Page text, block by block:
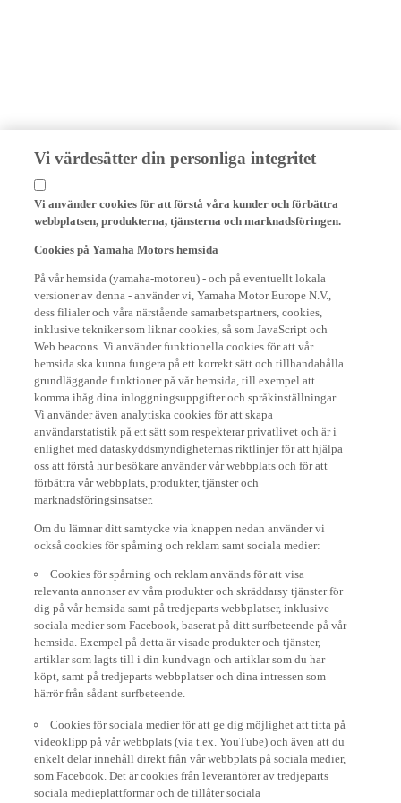
Vi värdesätter din personliga integritet
Vi använder cookies för att förstå våra kunder och förbättra
webbplatsen, produkterna, tjänsterna och marknadsföringen.
versioner av denna - använder vi, Yamaha Motor Europe N.V.,
dess filialer och våra närstående samarbetspartners, cookies,
inklusive tekniker som liknar cookies, så som JavaScript och
Web beacons. Vi använder funktionella cookies för att vår
hemsida ska kunna fungera på ett korrekt sätt och tillhandahålla
grundläggande funktioner på vår hemsida, till exempel att
komma ihåg dina inloggningsuppgifter och språkinställningar.
Vi använder även analytiska cookies för att skapa
användarstatistik på ett sätt som respekterar privatlivet och är i
enlighet med dataskyddsmyndigheternas riktlinjer för att hjälpa
oss att förstå hur besökare använder vår webbplats och för att
förbättra vår webbplats, produkter, tjänster och
marknadsföringsinsatser.
också cookies för spårning och reklam samt sociala medier:
relevanta annonser av våra produkter och skräddarsy tjänster för
dig på vår hemsida samt på tredjeparts webbplatser, inklusive
sociala medier som Facebook, baserat på ditt surfbeteende på vår
hemsida. Exempel på detta är visade produkter och tjänster,
artiklar som lagts till i din kundvagn och artiklar som du har
köpt, samt på tredjeparts webbplatser och dina intressen som
härrör från sådant surfbeteende.
videoklipp på vår webbplats (via t.ex. YouTube) och även att du
enkelt delar innehåll direkt från vår webbplats på sociala medier,
som Facebook. Det är cookies från leverantörer av tredjeparts
sociala medieplattformar och de tillåter sociala
medieplattformarna att spåra ditt surfbeteende på internet och